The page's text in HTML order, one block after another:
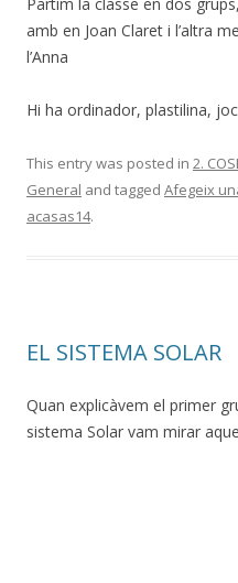
amb en Joan Claret i l’altra
l’Anna
Hi ha ordinador, plastilina,
This entry was posted in 2.
General and tagged Afegeix
acasas14.
EL SISTEMA SOLAR
Quan explicàvem el primer
sistema Solar vam mirar